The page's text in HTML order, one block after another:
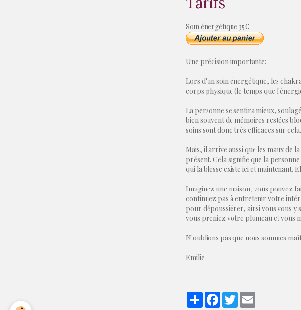
Soin énergétique 35€
Une précision importante:
Lors d'un soin énergétique, les
corps physique (le temps que
La personne se sentira mieux,
bien souvent de mémoires restées
soins sont donc très efficaces sur cela.
Mais, il arrive aussi que les maux de
présent. Cela signifie que la
qui la blesse existe ici et maintenant.
Imaginez une maison, vous pouvez
continuez pas à entretenir votre
pour dépoussiérer, ainsi vous vous y
vous preniez votre plumeau et vous
N'oublions pas que nous sommes
Emilie
PartagerFacebook
TwitterEmail